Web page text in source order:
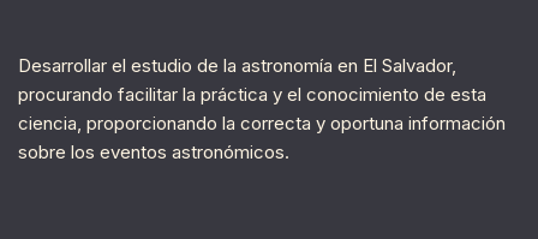
Desarrollar el estudio de la astronomía en El Salvador,
procurando facilitar la práctica y el conocimiento de esta
ciencia, proporcionando la correcta y oportuna información
sobre los eventos astronómicos.